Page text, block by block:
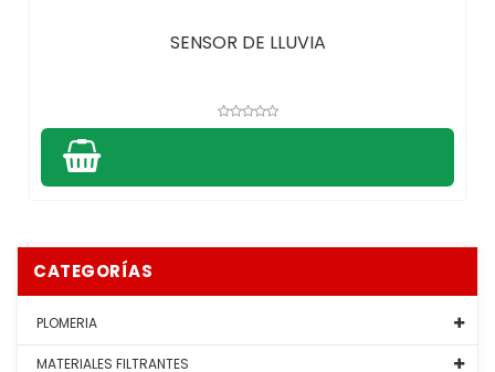
SENSOR DE LLUVIA
CATEGORÍAS
PLOMERIA
MATERIALES FILTRANTES